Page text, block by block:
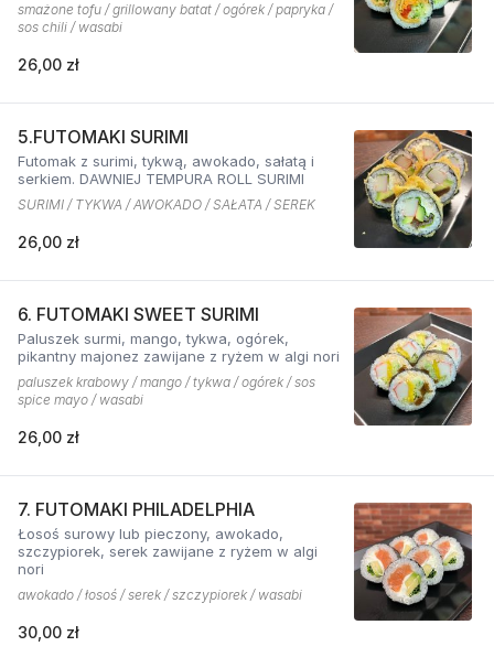
smażone tofu / grillowany batat / ogórek / papryka /
sos chili / wasabi
26,00 zł
5.FUTOMAKI SURIMI
Futomak z surimi, tykwą, awokado, sałatą i
serkiem. DAWNIEJ TEMPURA ROLL SURIMI
SURIMI / TYKWA / AWOKADO / SAŁATA / SEREK
26,00 zł
6. FUTOMAKI SWEET SURIMI
Paluszek surmi, mango, tykwa, ogórek,
pikantny majonez zawijane z ryżem w algi nori
paluszek krabowy / mango / tykwa / ogórek / sos
spice mayo / wasabi
26,00 zł
7. FUTOMAKI PHILADELPHIA
Łosoś surowy lub pieczony, awokado,
szczypiorek, serek zawijane z ryżem w algi
nori
awokado / łosoś / serek / szczypiorek / wasabi
30,00 zł